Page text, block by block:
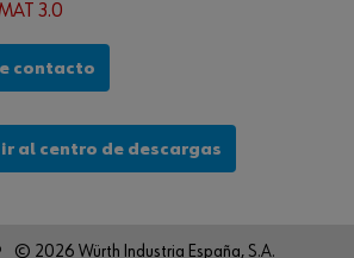
3.0
contacto
al centro de descargas
© 2026 Würth Industria España, S.A.